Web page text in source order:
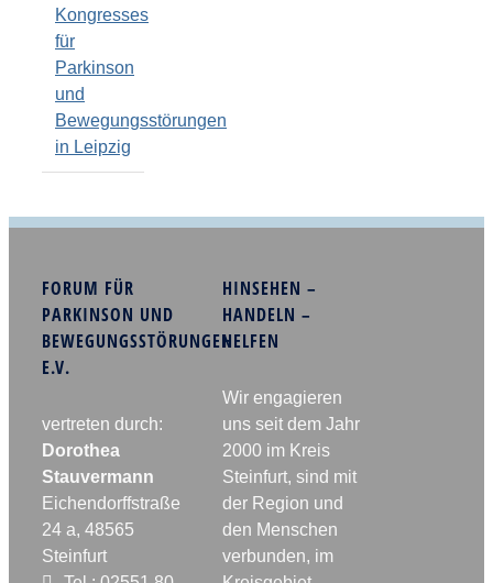
Kongresses
für
Parkinson
und
Bewegungsstörungen
in Leipzig
FORUM FÜR
PARKINSON UND
BEWEGUNGSSTÖRUNGEN
E.V.
vertreten durch:
Dorothea
Stauvermann
Eichendorffstraße
24 a, 48565
Steinfurt
HINSEHEN –
HANDELN –
HELFEN
Wir engagieren
uns seit dem Jahr
2000 im Kreis
Steinfurt, sind mit
der Region und
den Menschen
verbunden, im